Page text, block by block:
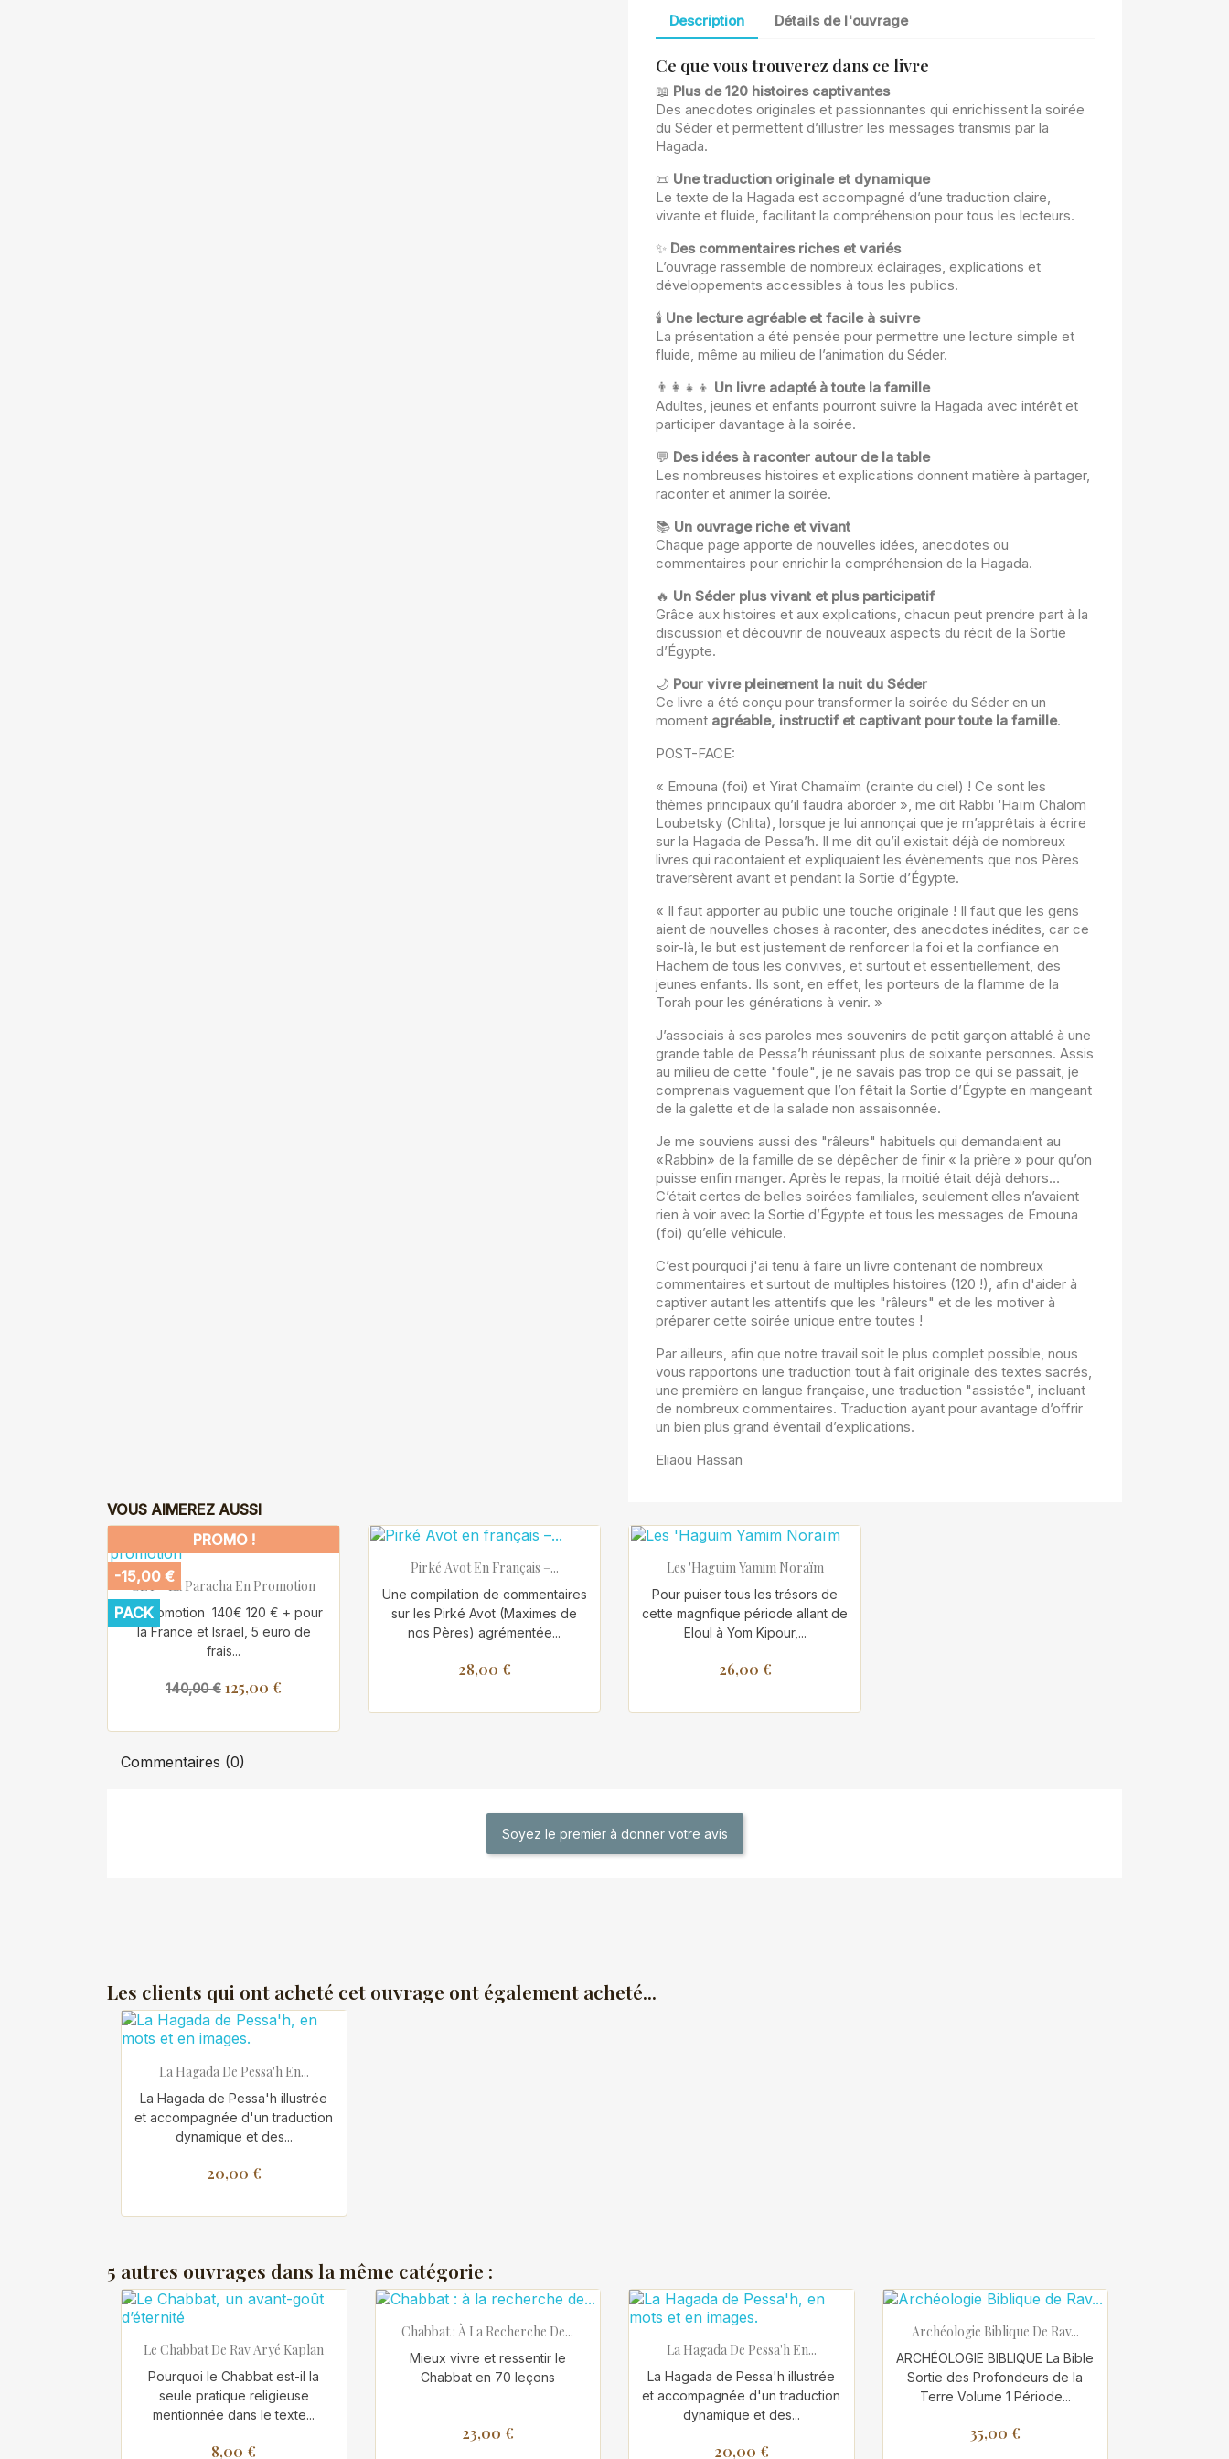
Description Détails de l'ouvrage
Ce que vous trouverez dans ce livre
📖 Plus de 120 histoires captivantes
Des anecdotes originales et passionnantes qui enrichissent la soirée
du Séder et permettent d’illustrer les messages transmis par la
Hagada.
📜 Une traduction originale et dynamique
Le texte de la Hagada est accompagné d’une traduction claire,
vivante et fluide, facilitant la compréhension pour tous les lecteurs.
✨ Des commentaires riches et variés
L’ouvrage rassemble de nombreux éclairages, explications et
développements accessibles à tous les publics.
🕯 Une lecture agréable et facile à suivre
La présentation a été pensée pour permettre une lecture simple et
fluide, même au milieu de l’animation du Séder.
👨‍👩‍👧‍👦 Un livre adapté à toute la famille
Adultes, jeunes et enfants pourront suivre la Hagada avec intérêt et
participer davantage à la soirée.
💬 Des idées à raconter autour de la table
Les nombreuses histoires et explications donnent matière à partager,
raconter et animer la soirée.
📚 Un ouvrage riche et vivant
Chaque page apporte de nouvelles idées, anecdotes ou
commentaires pour enrichir la compréhension de la Hagada.
🔥 Un Séder plus vivant et plus participatif
Grâce aux histoires et aux explications, chacun peut prendre part à la
discussion et découvrir de nouveaux aspects du récit de la Sortie
d’Égypte.
🌙 Pour vivre pleinement la nuit du Séder
Ce livre a été conçu pour transformer la soirée du Séder en un
moment agréable, instructif et captivant pour toute la famille.
POST-FACE:
« Emouna (foi) et Yirat Chamaïm (crainte du ciel) ! Ce sont les
thèmes principaux qu’il faudra aborder », me dit Rabbi ‘Haïm Chalom
Loubetsky (Chlita), lorsque je lui annonçai que je m’apprêtais à écrire
sur la Hagada de Pessa’h. Il me dit qu’il existait déjà de nombreux
livres qui racontaient et expliquaient les évènements que nos Pères
traversèrent avant et pendant la Sortie d’Égypte.
« Il faut apporter au public une touche originale ! Il faut que les gens
aient de nouvelles choses à raconter, des anecdotes inédites, car ce
soir-là, le but est justement de renforcer la foi et la confiance en
Hachem de tous les convives, et surtout et essentiellement, des
jeunes enfants. Ils sont, en effet, les porteurs de la flamme de la
Torah pour les générations à venir. »
J’associais à ses paroles mes souvenirs de petit garçon attablé à une
grande table de Pessa’h réunissant plus de soixante personnes. Assis
au milieu de cette "foule", je ne savais pas trop ce qui se passait, je
comprenais vaguement que l’on fêtait la Sortie d’Égypte en mangeant
de la galette et de la salade non assaisonnée.
Je me souviens aussi des "râleurs" habituels qui demandaient au
«Rabbin» de la famille de se dépêcher de finir « la prière » pour qu’on
puisse enfin manger. Après le repas, la moitié était déjà dehors…
C’était certes de belles soirées familiales, seulement elles n’avaient
rien à voir avec la Sortie d’Égypte et tous les messages de Emouna
(foi) qu’elle véhicule.
C’est pourquoi j'ai tenu à faire un livre contenant de nombreux
commentaires et surtout de multiples histoires (120 !), afin d'aider à
captiver autant les attentifs que les "râleurs" et de les motiver à
préparer cette soirée unique entre toutes !
Par ailleurs, afin que notre travail soit le plus complet possible, nous
vous rapportons une traduction tout à fait originale des textes sacrés,
une première en langue française, une traduction "assistée", incluant
de nombreux commentaires. Traduction ayant pour avantage d’offrir
un bien plus grand éventail d’explications.
Eliaou Hassan
VOUS AIMEREZ AUSSI
 Aperçu rapide
SET - La Paracha En Promotion
En promotion 140€ 120 € + pour
la France et Israël, 5 euro de
frais...
140,00 € 125,00 €
PROMO !
-15,00 €
PACK
 Aperçu rapide
Pirké Avot En Français –...
Une compilation de commentaires
sur les Pirké Avot (Maximes de
nos Pères) agrémentée...
28,00 €
 Aperçu rapide
Les 'Haguim Yamim Noraïm
Pour puiser tous les trésors de
cette magnfique période allant de
Eloul à Yom Kipour,...
26,00 €
Commentaires (0)
Soyez le premier à donner votre avis
Les clients qui ont acheté cet ouvrage ont également acheté...
 Aperçu rapide
La Hagada De Pessa'h En...
La Hagada de Pessa'h illustrée
et accompagnée d'un traduction
dynamique et des...
20,00 €
5 autres ouvrages dans la même catégorie :
 Aperçu rapide
Le Chabbat De Rav Aryé Kaplan
Pourquoi le Chabbat est-il la
seule pratique religieuse
mentionnée dans le texte...
8,00 €
 Aperçu rapide
Chabbat : À La Recherche De...
Mieux vivre et ressentir le
Chabbat en 70 leçons
23,00 €
 Aperçu rapide
La Hagada De Pessa'h En...
La Hagada de Pessa'h illustrée
et accompagnée d'un traduction
dynamique et des...
20,00 €
 Aperçu rapide
Archéologie Biblique De Rav...
ARCHÉOLOGIE BIBLIQUE La Bible
Sortie des Profondeurs de la
Terre Volume 1 Période...
35,00 €